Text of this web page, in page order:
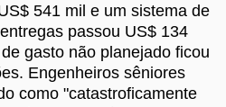
541 mil e um sistema de
passou US$ 134
gasto não planejado ficou
Engenheiros sêniores
como "catastroficamente